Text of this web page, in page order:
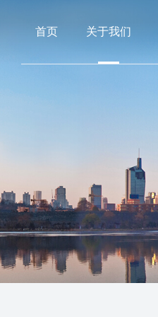
首页 关于我们